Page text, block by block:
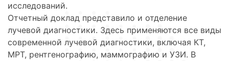
исследований.
Отчетный доклад представило и отделение
лучевой диагностики. Здесь применяются все виды
современной лучевой диагностики, включая КТ,
МРТ, рентгенографию, маммографию и УЗИ. В